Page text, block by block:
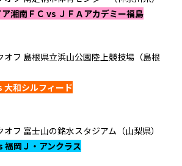
湘南ＦＣ vs ＪＦＡアカデミー福島
オフ 島根県立浜山公園陸上競技場（島根
大和シルフィード
フ 富士山の銘水スタジアム（山梨県）
福岡Ｊ・アンクラス